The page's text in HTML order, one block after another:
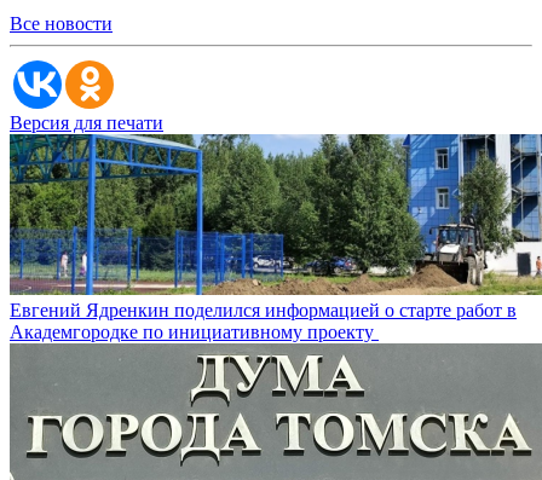
Все новости
Версия для печати
Евгений Ядренкин поделился информацией о старте работ в
Академгородке по инициативному проекту